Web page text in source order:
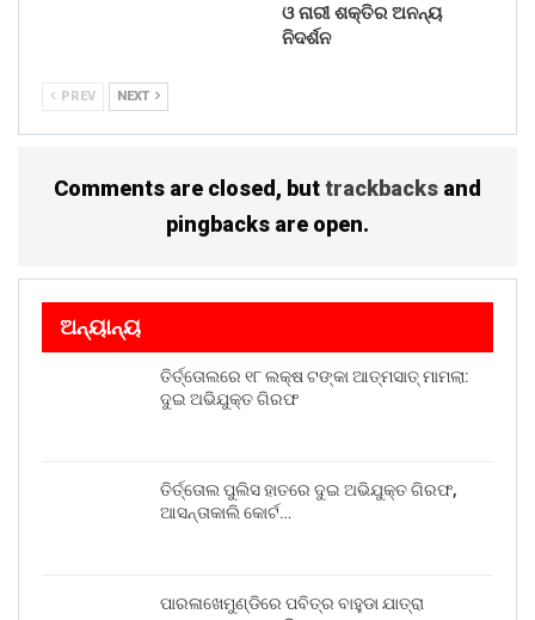
ଓ ନାରୀ ଶକ୍ତିର ଅନନ୍ୟ
ନିଦର୍ଶନ
PREV NEXT
Comments are closed, buttrackbacks and
pingbacks are open.
ଅନ୍ୟାନ୍ୟ
ତିର୍ତ୍ତୋଲରେ ୧୮ ଲକ୍ଷ ଟଙ୍କା ଆତ୍ମସାତ୍ ମାମଲା:
ଦୁଇ ଅଭିଯୁକ୍ତ ଗିରଫ
ତିର୍ତ୍ତୋଲ ପୁଲିସ ହାତରେ ଦୁଇ ଅଭିଯୁକ୍ତ ଗିରଫ,
ଆସନ୍ତାକାଲି କୋର୍ଟ…
ପାରଳାଖେମୁଣ୍ଡିରେ ପବିତ୍ର ବାହୁଡା ଯାତ୍ରା